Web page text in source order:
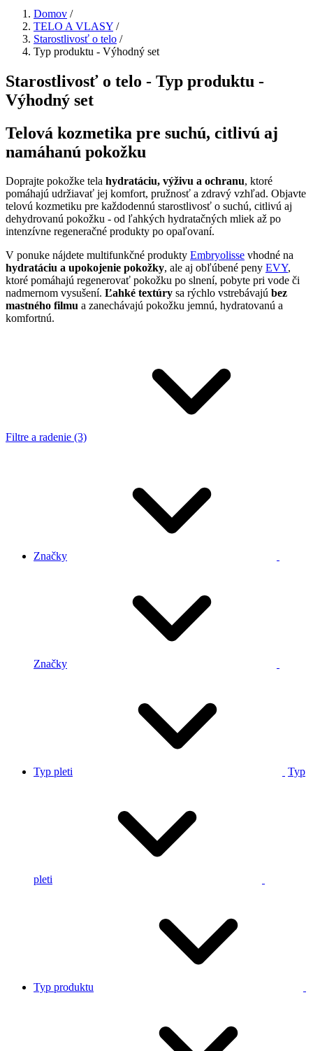
Domov /
TELO A VLASY /
Starostlivosť o telo /
Typ produktu - Výhodný set
Starostlivosť o telo - Typ produktu -
Výhodný set
Telová kozmetika pre suchú, citlivú aj
namáhanú pokožku
Doprajte pokožke tela hydratáciu, výživu a ochranu, ktoré
pomáhajú udržiavať jej komfort, pružnosť a zdravý vzhľad. Objavte
telovú kozmetiku pre každodennú starostlivosť o suchú, citlivú aj
dehydrovanú pokožku - od ľahkých hydratačných mliek až po
intenzívne regeneračné produkty po opaľovaní.
V ponuke nájdete multifunkčné produkty Embryolisse vhodné na
hydratáciu a upokojenie pokožky, ale aj obľúbené peny EVY,
ktoré pomáhajú regenerovať pokožku po slnení, pobyte pri vode či
nadmernom vysušení. Ľahké textúry sa rýchlo vstrebávajú bez
mastného filmu a zanechávajú pokožku jemnú, hydratovanú a
komfortnú.
Filtre a radenie (3)
Značky
Značky
Typ pleti Typ
pleti
Typ produktu